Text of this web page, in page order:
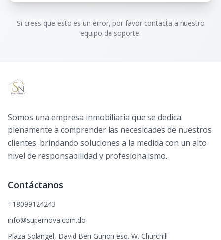
Si crees que esto es un error, por favor contacta a nuestro
equipo de soporte.
Somos una empresa inmobiliaria que se dedica
plenamente a comprender las necesidades de nuestros
clientes, brindando soluciones a la medida con un alto
nivel de responsabilidad y profesionalismo.
Contáctanos
+18099124243
info@supernova.com.do
Plaza Solangel, David Ben Gurion esq. W. Churchill